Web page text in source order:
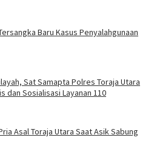
Baru Kasus Penyalahgunaan
Sat Samapta Polres Toraja Utara
dan Sosialisasi Layanan 110
Asal Toraja Utara Saat Asik Sabung